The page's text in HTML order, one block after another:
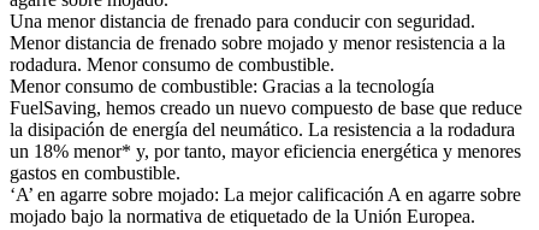
Una menor distancia de frenado para conducir con seguridad.
Menor distancia de frenado sobre mojado y menor resistencia a la
rodadura. Menor consumo de combustible.
Menor consumo de combustible: Gracias a la tecnología
FuelSaving, hemos creado un nuevo compuesto de base que reduce
la disipación de energía del neumático. La resistencia a la rodadura
un 18% menor* y, por tanto, mayor eficiencia energética y menores
gastos en combustible.
‘A’ en agarre sobre mojado: La mejor calificación A en agarre sobre
mojado bajo la normativa de etiquetado de la Unión Europea.